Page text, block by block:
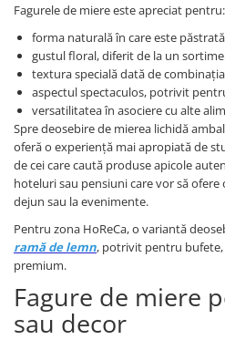
Fagurele de miere este apreciat pentru:
forma naturală în care este
gustul floral, diferit de la un
textura specială dată de
aspectul spectaculos, potrivit
versatilitatea în asociere cu alte
Spre deosebire de mierea lichidă
oferă o experiență mai apropiată de
de cei care caută produse apicole
hoteluri sau pensiuni care vor să ofere
dejun sau la evenimente.
Pentru zona HoReCa, o variantă
ramă de lemn, potrivit pentru
premium.
Fagure de miere
sau decor